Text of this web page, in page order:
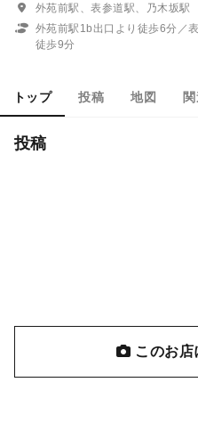
外苑前駅、表参道駅、乃木坂駅
外苑前駅1b出口より徒歩6分／
徒歩9分
トップ 投稿 地図
投稿
このお店